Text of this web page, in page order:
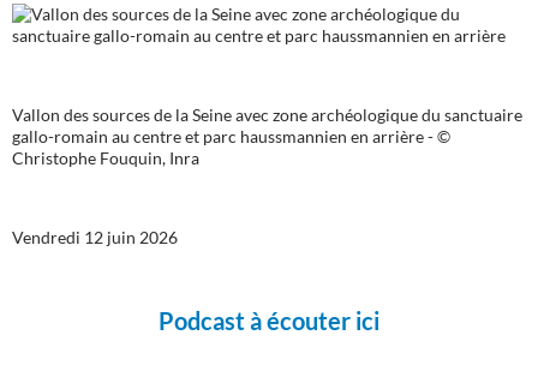
Vallon des sources de la Seine avec zone archéologique du sanctuaire
gallo-romain au centre et parc haussmannien en arrière - ©
Christophe Fouquin, Inra
Vendredi 12 juin 2026
Podcast à écouter ici